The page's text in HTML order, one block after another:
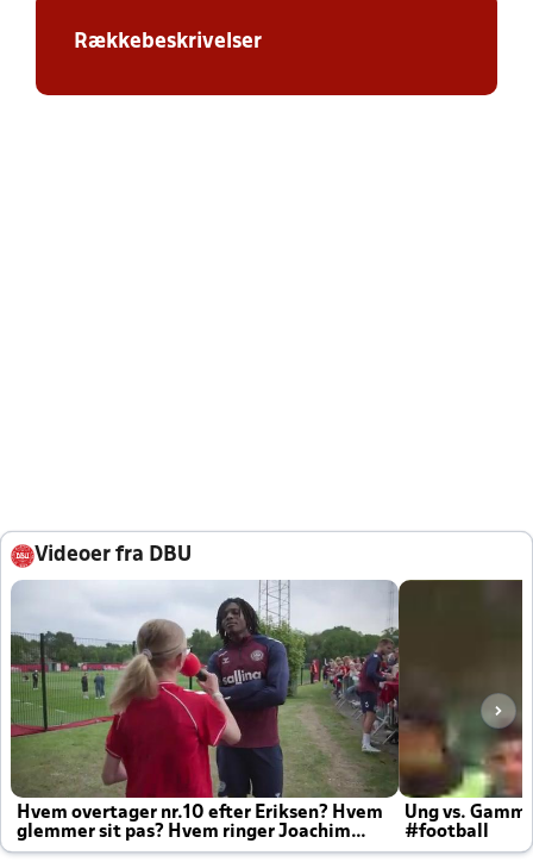
Rækkebeskrivelser
Videoer fra DBU
Hvem overtager nr.10 efter Eriksen? Hvem
glemmer sit pas? Hvem ringer Joachim
altid til efter kampe?
Ung vs.
#football